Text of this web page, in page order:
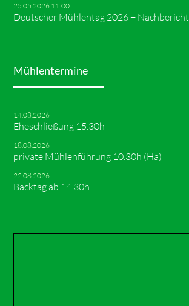
25.05.2026 11:00
Deutscher Mühlentag 2026 + Nachbericht
Mühlentermine
14.08.2026
Eheschließung 15.30h
18.08.2026
private Mühlenführung 10.30h (Ha)
22.08.2026
Backtag ab 14.30h